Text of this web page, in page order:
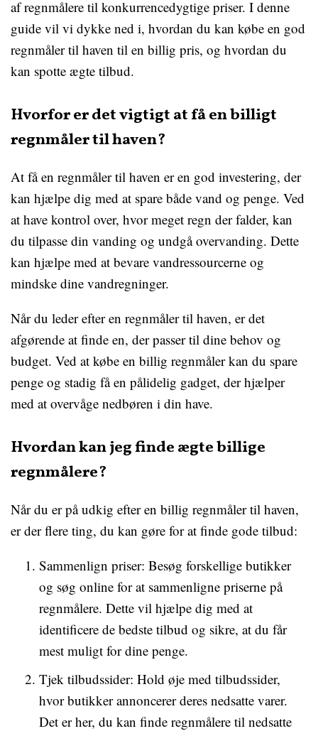
af regnmålere til konkurrencedygtige priser. I denne
guide vil vi dykke ned i, hvordan du kan købe en god
regnmåler til haven til en billig pris, og hvordan du
kan spotte ægte tilbud.
Hvorfor er det vigtigt at få en billigt
regnmåler til haven?
At få en regnmåler til haven er en god investering, der
kan hjælpe dig med at spare både vand og penge. Ved
at have kontrol over, hvor meget regn der falder, kan
du tilpasse din vanding og undgå overvanding. Dette
kan hjælpe med at bevare vandressourcerne og
mindske dine vandregninger.
Når du leder efter en regnmåler til haven, er det
afgørende at finde en, der passer til dine behov og
budget. Ved at købe en billig regnmåler kan du spare
penge og stadig få en pålidelig gadget, der hjælper
med at overvåge nedbøren i din have.
Hvordan kan jeg finde ægte billige
regnmålere?
Når du er på udkig efter en billig regnmåler til haven,
er der flere ting, du kan gøre for at finde gode tilbud:
Sammenlign priser: Besøg forskellige butikker
og søg online for at sammenligne priserne på
regnmålere. Dette vil hjælpe dig med at
identificere de bedste tilbud og sikre, at du får
mest muligt for dine penge.
Tjek tilbudssider: Hold øje med tilbudssider,
hvor butikker annoncerer deres nedsatte varer.
Det er her, du kan finde regnmålere til nedsatte